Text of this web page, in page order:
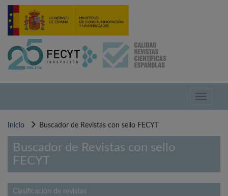
Pasar
contenido
Toggle
Inicio Buscador de Revistas con sello FECYT
Buscador de Revistas con sello
FECYT
Clasificación de revistas